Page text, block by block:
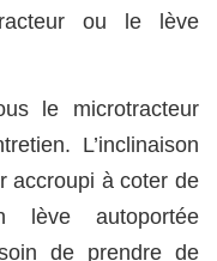
ou le lève
le microtracteur
L’inclinaison
accroupi à coter de
lève autoportée
de prendre de